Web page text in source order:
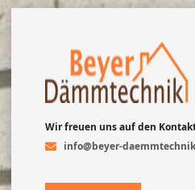
Wir freuen uns auf den
info@beyer-